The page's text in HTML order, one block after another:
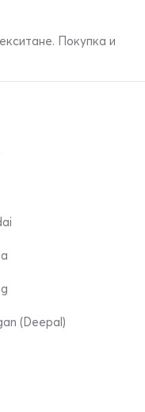
Покупка и
(Deepal)